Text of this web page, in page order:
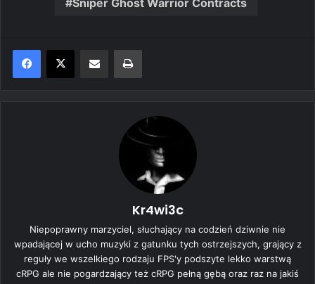
Sniper Ghost Warrior Contracts
Kr4wi3c
Niepoprawny marzyciel, słuchający na codzień dziwnie nie
wpadającej w ucho muzyki z gatunku tych ostrzejszych, grający z
reguły we wszelkiego rodzaju FPS'y podszyte lekko warstwą
cRPG ale nie pogardzający też cRPG pełną gębą oraz raz na jakiś